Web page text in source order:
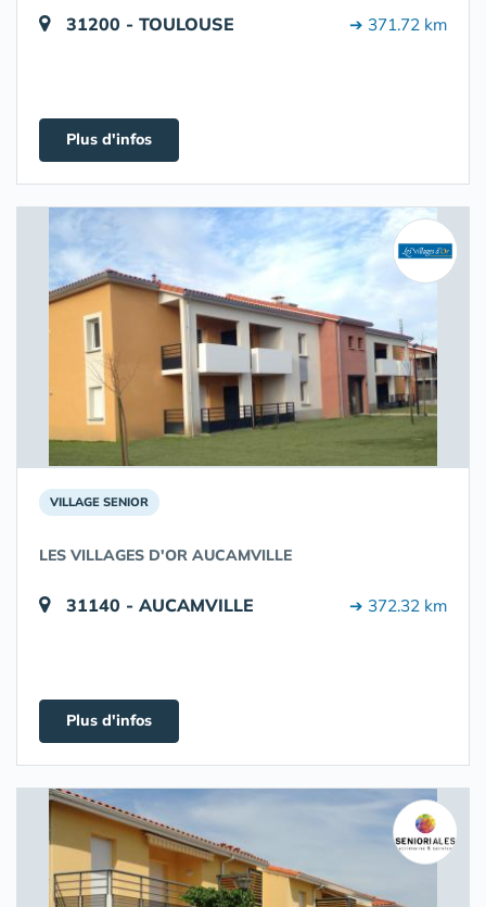
31200 - TOULOUSE ➔ 371.72 km
Plus d'infos
VILLAGE SENIOR
LES VILLAGES D'OR AUCAMVILLE
31140 - AUCAMVILLE ➔ 372.32 km
Plus d'infos